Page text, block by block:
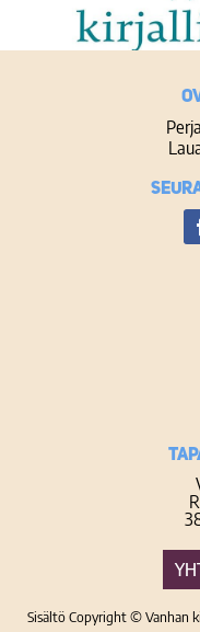
Sisältö Copyright © Vanhan